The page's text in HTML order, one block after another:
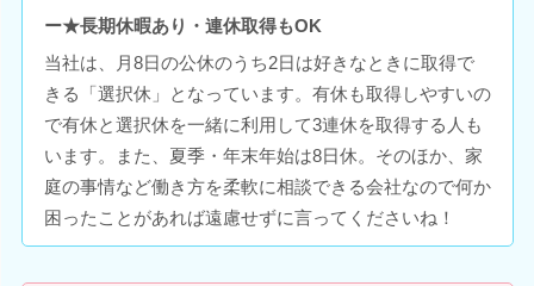
ー★長期休暇あり・連休取得もOK
当社は、月8日の公休のうち2日は好きなときに取得で
きる「選択休」となっています。有休も取得しやすいの
で有休と選択休を一緒に利用して3連休を取得する人も
います。また、夏季・年末年始は8日休。そのほか、家
庭の事情など働き方を柔軟に相談できる会社なので何か
困ったことがあれば遠慮せずに言ってくださいね！